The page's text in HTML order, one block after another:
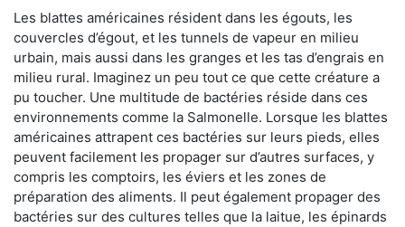
Les blattes américaines résident dans les égouts, les
couvercles d’égout, et les tunnels de vapeur en milieu
urbain, mais aussi dans les granges et les tas d’engrais en
milieu rural. Imaginez un peu tout ce que cette créature a
pu toucher. Une multitude de bactéries réside dans ces
environnements comme la Salmonelle. Lorsque les blattes
américaines attrapent ces bactéries sur leurs pieds, elles
peuvent facilement les propager sur d’autres surfaces, y
compris les comptoirs, les éviers et les zones de
préparation des aliments. Il peut également propager des
bactéries sur des cultures telles que la laitue, les épinards